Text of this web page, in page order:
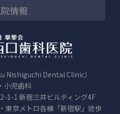
情報
Nishiguchi Dental Clinic）
小児歯科
1 新宿三井ビルディング4F
東京メトロ各線「新宿駅」徒歩